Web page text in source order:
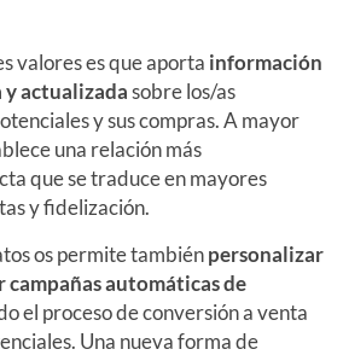
valores es que aporta información
actualizadasobre los/as
y sus compras. A mayor
una relación más
que se traduce en mayores
y fidelización.
os permite tambiénpersonalizar
campañas automáticas de
el proceso de conversión a venta
Una nueva forma de